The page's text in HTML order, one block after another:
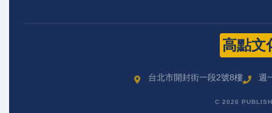
高點文
台北市開封街一段2號8樓 週
C 2026